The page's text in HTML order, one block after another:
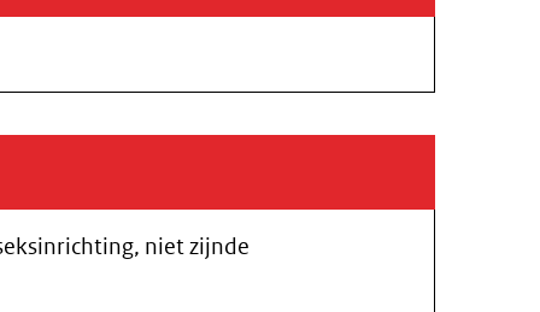
niet zijnde